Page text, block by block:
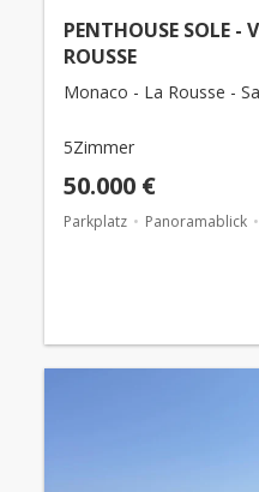
PENTHOUSE SOLE -
ROUSSE
Monaco - La Rousse -
5Zimmer
50.000 €
Parkplatz Panoramablick